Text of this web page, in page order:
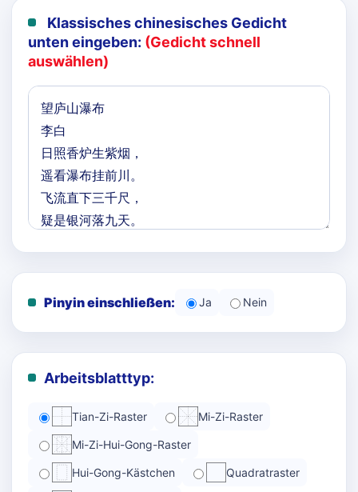
Klassisches chinesisches Gedicht
unten eingeben: (Gedicht schnell
auswählen)
Pinyin einschließen: Ja Nein
Arbeitsblatttyp:
Tian-Zi-Raster Mi-Zi-Raster
Mi-Zi-Hui-Gong-Raster
Hui-Gong-Kästchen Quadratraster